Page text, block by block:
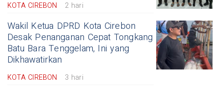
KOTA CIREBON 2 hari
Wakil Ketua DPRD Kota Cirebon
Desak Penanganan Cepat Tongkang
Batu Bara Tenggelam, Ini yang
Dikhawatirkan
KOTA CIREBON 3 hari